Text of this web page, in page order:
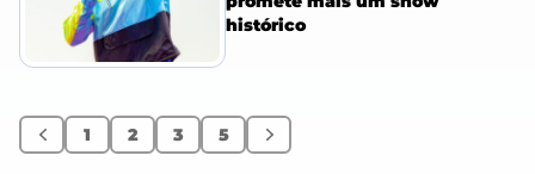
histórico
Anterior
1 2 3 5 Próximo